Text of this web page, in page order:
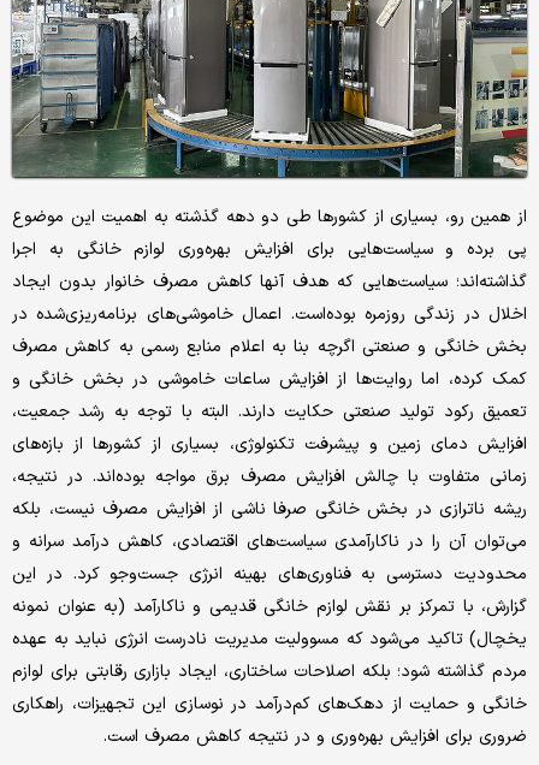
از همین رو، بسیاری از کشورها طی دو دهه گذشته به اهمیت این موضوع
پی برده و سیاست‌هایی برای افزایش بهره‌وری لوازم خانگی به اجرا
گذاشته‌اند؛ سیاست‌هایی که هدف آنها کاهش مصرف خانوار بدون ایجاد
اخلال در زندگی روزمره بوده‌است. اعمال خاموشی‌های برنامه‌ریزی‌شده در
بخش خانگی و صنعتی اگرچه بنا به اعلام منابع رسمی به کاهش مصرف
کمک کرده، اما روایت‌ها از افزایش ساعات خاموشی در بخش خانگی و
تعمیق رکود تولید صنعتی حکایت دارند. البته با توجه به رشد جمعیت،
افزایش دمای زمین و پیشرفت تکنولوژی، بسیاری از کشور‌ها از بازه‌های
زمانی متفاوت با چالش افزایش مصرف برق مواجه بوده‌اند. در نتیجه،
ریشه ناترازی در بخش خانگی صرفا ناشی از افزایش مصرف نیست، بلکه
می‌توان آن را در ناکارآمدی سیاست‌های اقتصادی، کاهش درآمد سرانه و
محدودیت دسترسی به فناوری‌های بهینه انرژی جست‌وجو کرد. در این
گزارش، با تمرکز بر نقش لوازم خانگی قدیمی و ناکارآمد (به عنوان نمونه
یخچال) تاکید می‌شود که مسوولیت مدیریت نادرست انرژی نباید به عهده
مردم گذاشته شود؛ بلکه اصلاحات ساختاری، ایجاد بازاری رقابتی برای لوازم
خانگی و حمایت از دهک‌های کم‌درآمد در نوسازی این تجهیزات، راهکاری
ضروری برای افزایش بهره‌وری و در نتیجه کاهش مصرف است.